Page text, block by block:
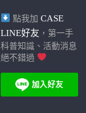
點我加 CASE
LINE好友 ，第一手
科普知識、活動消息
絕不錯過